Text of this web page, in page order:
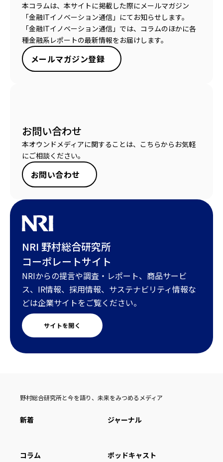
本コラムは、本サイトに掲載した際にメールマガジン
「金融ITイノベーション通信」にてお知らせします。
「金融ITイノベーション通信」では、コラムのほかに各
種金融系レポートの最新情報をお届けします。
メールマガジン登録
お問い合わせ
本オウンドメディアに関することは、こちらからお気軽
にご相談ください。
お問い合わせ
NRI 野村総合研究所
コーポレートサイト
NRIからの提言や調査・レポート、商品サービ
ス、IR情報、採用情報、サステナビリティ情報な
どは企業サイトをご覧ください。
サイトを開く
野村総合研究所と今を語り、未来をみつめるメディア
新着 ジャーナル
コラム ポッドキャスト